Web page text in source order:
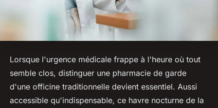
Lorsque l'urgence médicale frappe à l'heure où tout
semble clos, distinguer une pharmacie de garde
d'une officine traditionnelle devient essentiel. Aussi
accessible qu'indispensable, ce havre nocturne de la